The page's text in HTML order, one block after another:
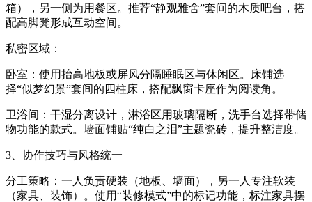
箱），另一侧为用餐区。推荐“静观雅舍”套间的木质吧台，搭
配高脚凳形成互动空间。
私密区域：
卧室：使用抬高地板或屏风分隔睡眠区与休闲区。床铺选
择“似梦幻景”套间的四柱床，搭配飘窗卡座作为阅读角。
卫浴间：干湿分离设计，淋浴区用玻璃隔断，洗手台选择带储
物功能的款式。墙面铺贴“纯白之泪”主题瓷砖，提升整洁度。
3、协作技巧与风格统一
分工策略：一人负责硬装（地板、墙面），另一人专注软装
（家具、装饰）。使用“装修模式”中的标记功能，标注家具摆